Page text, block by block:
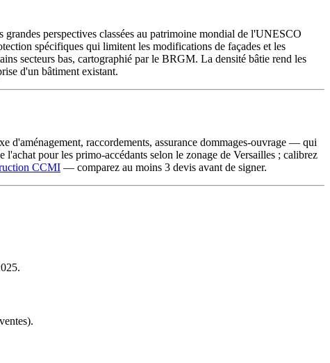
perspectives classées au patrimoine mondial de l'UNESCO
spécifiques qui limitent les modifications de façades et les
secteurs bas, cartographié par le BRGM. La densité bâtie rend les
d'un bâtiment existant.
raccordements, assurance dommages-ouvrage — qui
l'achat pour les primo-accédants selon le zonage de Versailles ; calibrez
CCMI — comparez au moins 3 devis avant de signer.